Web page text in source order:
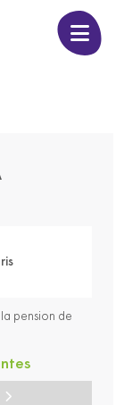
pension de